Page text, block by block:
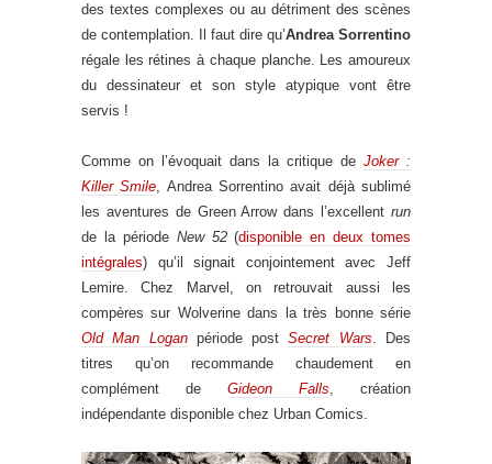
des textes complexes ou au détriment des scènes
de contemplation. Il faut dire qu’Andrea Sorrentino
régale les rétines à chaque planche. Les amoureux
du dessinateur et son style atypique vont être
servis !
Comme on l’évoquait dans la critique de Joker :
Killer Smile, Andrea Sorrentino avait déjà sublimé
les aventures de Green Arrow dans l’excellent run
de la période New 52(disponible en deux tomes
intégrales) qu’il signait conjointement avec Jeff
Lemire. Chez Marvel, on retrouvait aussi les
compères sur Wolverine dans la très bonne série
Old Man Loganpériode postSecret Wars. Des
titres qu’on recommande chaudement en
complément de Gideon Falls, création
indépendante disponible chez Urban Comics.